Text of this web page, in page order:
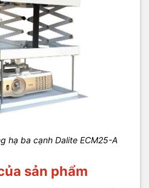
hạ ba cạnh Dalite ECM25-A
sản phẩm